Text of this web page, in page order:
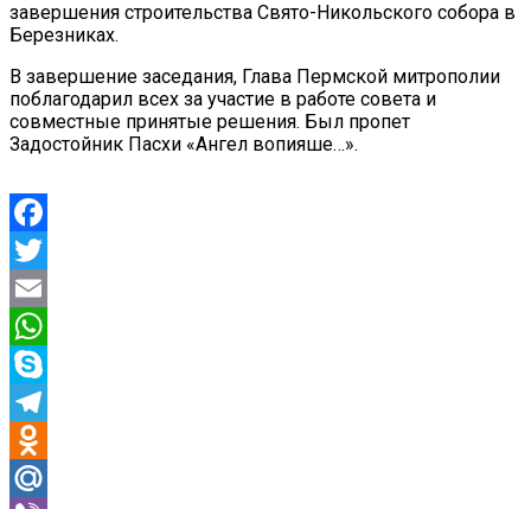
завершения строительства Свято-Никольского собора в
Березниках.
В завершение заседания, Глава Пермской митрополии
поблагодарил всех за участие в работе совета и
совместные принятые решения. Был пропет
Задостойник Пасхи «Ангел вопияше…».
Facebook
Twitter
Email
WhatsApp
Skype
Telegram
Odnoklassniki